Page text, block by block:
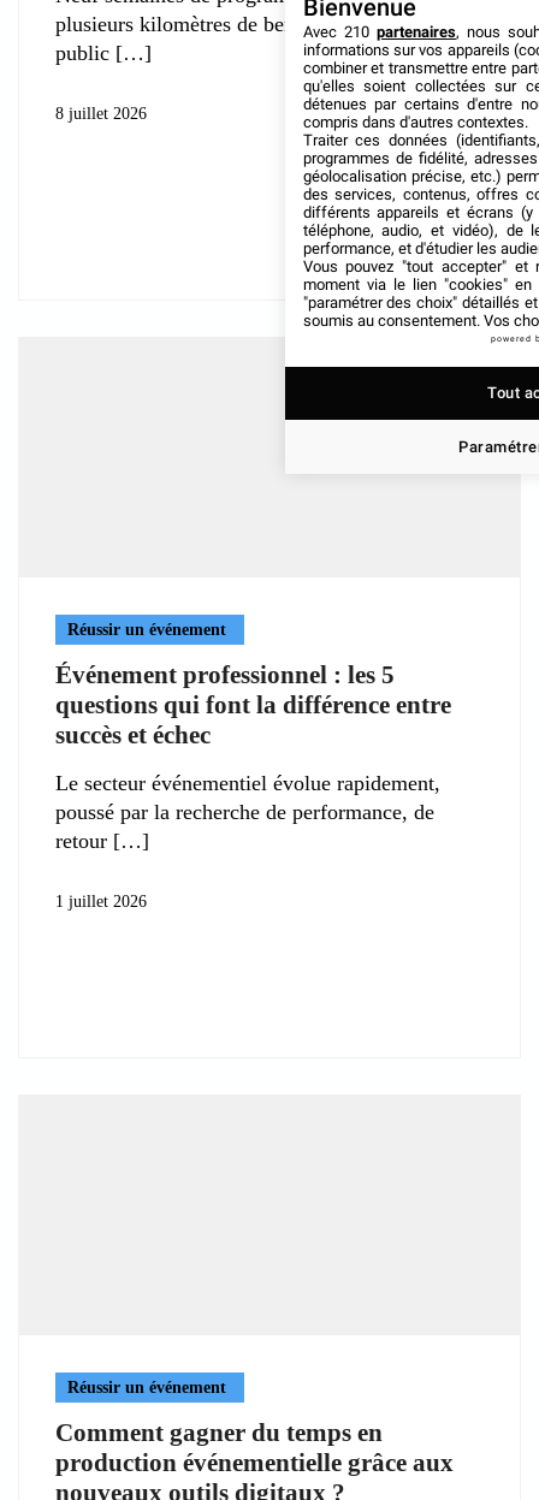
plusieurs kilomètres de berges mobilisées et un
public
8 juillet 2026
Réussir un événement
Événement professionnel : les 5
questions qui font la différence entre
succès et échec
Le secteur événementiel évolue rapidement,
poussé par la recherche de performance, de
retour
1 juillet 2026
Réussir un événement
Comment gagner du temps en
production événementielle grâce aux
nouveaux outils digitaux ?
Bienvenue
Avec 210 partenaires, nous
informations sur vos appareils
combiner et transmettre entre
qu'elles soient collectées sur
détenues par certains d'entre
compris dans d'autres contextes.
Traiter ces données
programmes de fidélité,
géolocalisation précise, etc.)
des services, contenus, offres
différents appareils et écrans (y
téléphone, audio, et vidéo), de
performance, et d'étudier les
Vous pouvez "tout accepter" et
moment via le lien "cookies" en
"paramétrer des choix" détaillés
soumis au consentement. Vos
powered
Tout